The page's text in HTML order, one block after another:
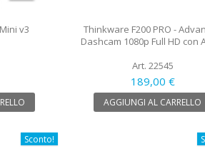
v3
Thinkware F200 PRO -
Dashcam 1080p Full HD con
Art. 22545
189,00 €
AGGIUNGI AL CARRELLO
Sconto!